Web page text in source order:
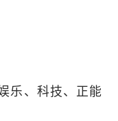
乐、科技、正能